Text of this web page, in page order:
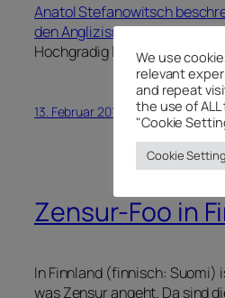
Anatol Stefanowitsch
den Anglizismus des Jahres
Hochgradig lesenswert!
13. Februar 2012
Zensur-Foo in
In Finnland (finnisch: Suomi)
was Zensur angeht. Da sind
We use
relevant
and repeat
the use of
"Cookie
Cookie